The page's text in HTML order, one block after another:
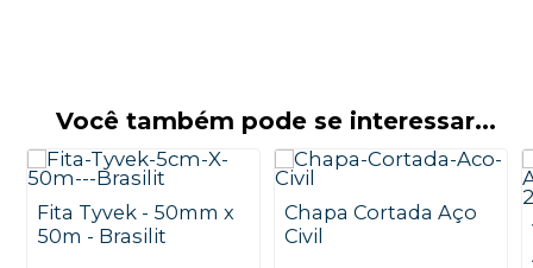
Você também pode se interessar...
Fita Tyvek - 50mm x
50m - Brasilit
Chapa Cortada Aço
Civil